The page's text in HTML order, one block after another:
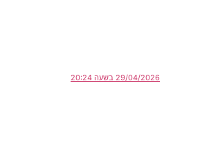
29/04/2026 בשעה 20:24